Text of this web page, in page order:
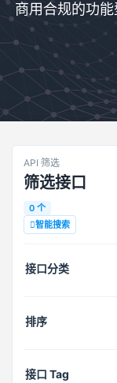
商用合规的功
API 筛选
筛选接口
0 个
智能搜索
接口分类
排序
接口 Tag